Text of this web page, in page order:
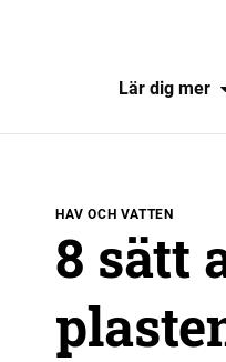
Lär dig mer
HAV OCH VATTEN
8 sätt